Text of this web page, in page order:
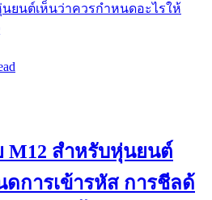
ยนต์เห็นว่าควรกำหนดอะไรให้
M12 สำหรับหุ่นยนต์
การเข้ารหัส การชีลด้